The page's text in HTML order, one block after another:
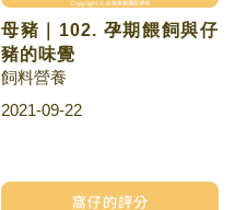
母豬｜102. 孕期餵飼與仔
豬的味覺
飼料營養
2021-09-22